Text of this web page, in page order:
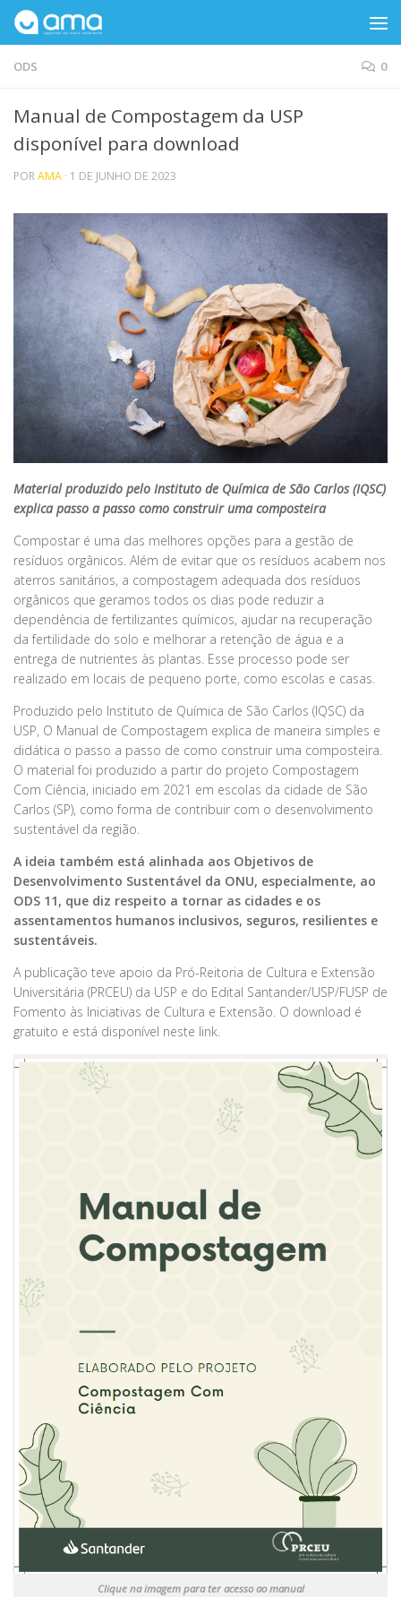
Skip to content
ODS 0
Manual de Compostagem da USP
disponível para download
PORAMA · 1 DE JUNHO DE 2023
Material produzido pelo Instituto de Química de São Carlos (IQSC)
explica passo a passo como construir uma composteira
Compostar é uma das melhores opções para a gestão de
resíduos orgânicos. Além de evitar que os resíduos acabem nos
aterros sanitários, a compostagem adequada dos resíduos
orgânicos que geramos todos os dias pode reduzir a
dependência de fertilizantes químicos, ajudar na recuperação
da fertilidade do solo e melhorar a retenção de água e a
entrega de nutrientes às plantas. Esse processo pode ser
realizado em locais de pequeno porte, como escolas e casas.
Produzido pelo Instituto de Química de São Carlos (IQSC) da
USP, O Manual de Compostagem explica de maneira simples e
didática o passo a passo de como construir uma composteira.
O material foi produzido a partir do projeto Compostagem
Com Ciência, iniciado em 2021 em escolas da cidade de São
Carlos (SP), como forma de contribuir com o desenvolvimento
sustentável da região.
A ideia também está alinhada aos Objetivos de
Desenvolvimento Sustentável da ONU, especialmente, ao
ODS 11, que diz respeito a tornar as cidades e os
assentamentos humanos inclusivos, seguros, resilientes e
sustentáveis.
A publicação teve apoio da Pró-Reitoria de Cultura e Extensão
Universitária (PRCEU) da USP e do Edital Santander/USP/FUSP de
Fomento às Iniciativas de Cultura e Extensão. O download é
gratuito e está disponível neste link.
Clique na imagem para ter acesso ao manual